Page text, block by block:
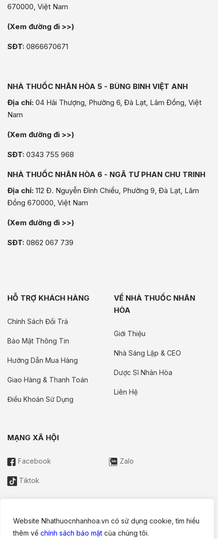
Website Nhathuocnhanhoa.vn có sử dụng cookie, tìm hiểu
thêm về chính sách bảo mật của chúng tôi.
670000, Việt Nam
(Xem đường đi >>)
SĐT: 0866670671
NHÀ THUỐC NHÂN HÒA 5 - BÙNG BINH VIỆT ANH
Địa chỉ: 04 Hải Thượng, Phường 6, Đà Lạt, Lâm Đồng, Việt
Nam
(Xem đường đi >>)
SĐT: 0343 755 968
NHÀ THUỐC NHÂN HÒA 6 - NGÃ TƯ PHAN CHU TRINH
Địa chỉ: 112 Đ. Nguyễn Đình Chiểu, Phường 9, Đà Lạt, Lâm
Đồng 670000, Việt Nam
(Xem đường đi >>)
SĐT: 0862 067 739
HỖ TRỢ KHÁCH HÀNG
Chính Sách Đổi Trả
Bảo Mật Thông Tin
Hướng Dẫn Mua Hàng
Giao Hàng & Thanh Toán
Điều Khoản Sử Dụng
VỀ NHÀ THUỐC NHÂN
HÒA
Giới Thiệu
Nhà Sáng Lập & CEO
Dược Sĩ Nhân Hòa
Liên Hệ
MẠNG XÃ HỘI
Facebook Zalo
Tiktok
Thông tin trên website này chỉ mang tính chất nội bộ tham khảo;